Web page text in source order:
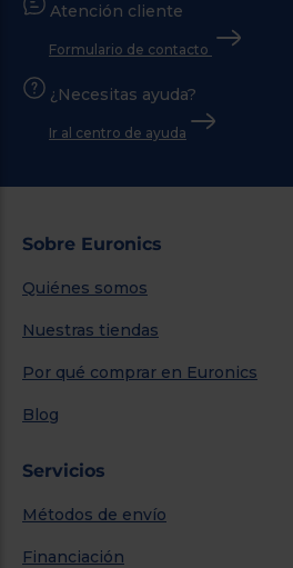
Atención cliente
Formulario de contacto
¿Necesitas ayuda?
Ir al centro de ayuda
Sobre Euronics
Quiénes somos
Nuestras tiendas
Por qué comprar en Euronics
Blog
Servicios
Métodos de envío
Financiación